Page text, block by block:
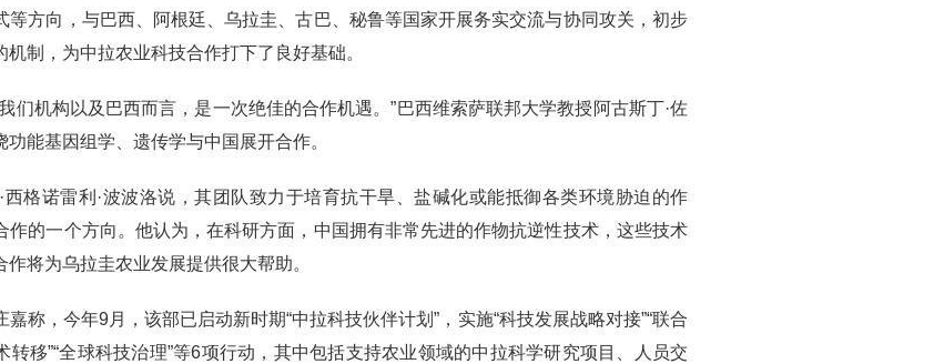
方向，与巴西、阿根廷、乌拉圭、古巴、秘鲁等国家开展务实交流与协同攻关，初步
制，为中拉农业科技合作打下了良好基础。
们机构以及巴西而言，是一次绝佳的合作机遇。”巴西维索萨联邦大学教授阿古斯丁·佐
能基因组学、遗传学与中国展开合作。
格诺雷利·波波洛说，其团队致力于培育抗干旱、盐碱化或能抵御各类环境胁迫的作
的一个方向。他认为，在科研方面，中国拥有非常先进的作物抗逆性技术，这些技术
将为乌拉圭农业发展提供很大帮助。
称，今年9月，该部已启动新时期“中拉科技伙伴计划”，实施“科技发展战略对接”“联合
转移”“全球科技治理”等6项行动，其中包括支持农业领域的中拉科学研究项目、人员交